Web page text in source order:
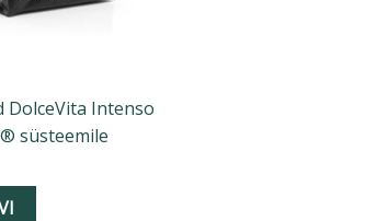
DolceVita Intenso
süsteemile